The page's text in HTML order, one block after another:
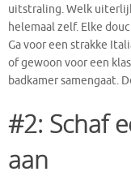
uitstraling. Welk
helemaal zelf. Elke
Ga voor een strakke
of gewoon voor een
badkamer samengaat.
#2: Schaf
aan